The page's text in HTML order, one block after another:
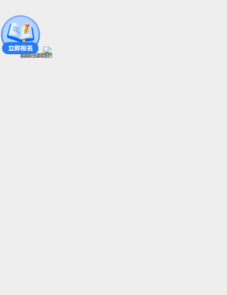
343.64KB
225.35KB
414.21KB
678.57KB
1560.34KB
1558.26KB